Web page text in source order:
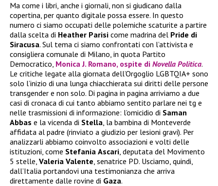
Ma come i libri, anche i giornali, non si giudicano dalla
copertina, per quanto digitale possa essere. In questo
numero ci siamo occupati delle polemiche scaturite a partire
dalla scelta di Heather Parisi come madrina del Pride di
Siracusa. Sul tema ci siamo confrontati con l’attivista e
consigliera comunale di Milano, in quota Partito
Democratico, Monica J. Romano, ospite di Novella Politica.
Le critiche legate alla giornata dell’Orgoglio LGBTQIA+ sono
solo l’inizio di una lunga chiacchierata sui diritti delle persone
transgender e non solo. Di pagina in pagina arriviamo a due
casi di cronaca di cui tanto abbiamo sentito parlare nei tg e
nelle trasmissioni di informazione: l’omicidio di Saman
Abbas e la vicenda di Stella, la bambina di Monteverde
affidata al padre (rinviato a giudizio per lesioni gravi). Per
analizzarli abbiamo coinvolto associazioni e volti delle
istituzioni, come Stefania Ascari, deputata del Movimento
5 stelle, Valeria Valente, senatrice PD. Usciamo, quindi,
dall’Italia portandovi una testimonianza che arriva
direttamente dalle rovine di Gaza.